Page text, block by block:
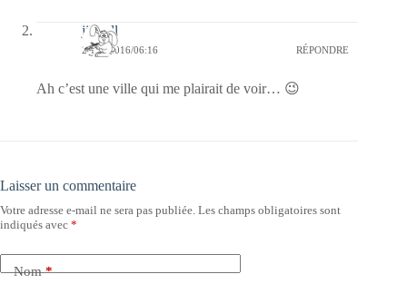
jill bill
23/09/2016/06:16 RÉPONDRE
Ah c’est une ville qui me plairait de voir… 😉
Laisser un commentaire
Votre adresse e-mail ne sera pas publiée. Les champs obligatoires sont
indiqués avec *
Nom*